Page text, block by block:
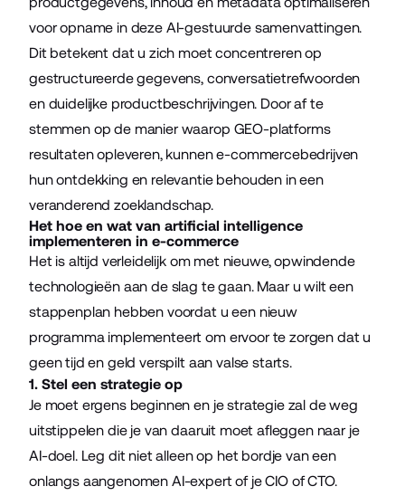
voor opname in deze AI-gestuurde samenvattingen.
Dit betekent dat u zich moet concentreren op
gestructureerde gegevens, conversatietrefwoorden
en duidelijke productbeschrijvingen. Door af te
stemmen op de manier waarop GEO-platforms
resultaten opleveren, kunnen e-commercebedrijven
hun ontdekking en relevantie behouden in een
veranderend zoeklandschap.
Het hoe en wat van artificial intelligence
implementeren in e-commerce
Het is altijd verleidelijk om met nieuwe, opwindende
technologieën aan de slag te gaan. Maar u wilt een
stappenplan hebben voordat u een nieuw
programma implementeert om ervoor te zorgen dat u
geen tijd en geld verspilt aan valse starts.
1. Stel een strategie op
Je moet ergens beginnen en je strategie zal de weg
uitstippelen die je van daaruit moet afleggen naar je
AI-doel. Leg dit niet alleen op het bordje van een
onlangs aangenomen AI-expert of je CIO of CTO.